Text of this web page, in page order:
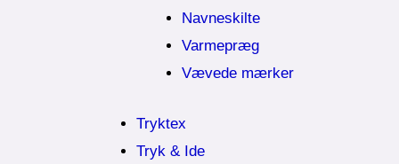
Navneskilte
Varmepræg
Vævede mærker
Tryktex
Tryk & Ide